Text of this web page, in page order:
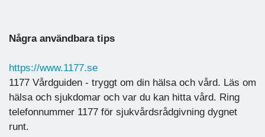
Några användbara tips
https://www.1177.se
1177 Vårdguiden - tryggt om din hälsa och vård. Läs om
hälsa och sjukdomar och var du kan hitta vård. Ring
telefonnummer 1177 för sjukvårdsrådgivning dygnet
runt.